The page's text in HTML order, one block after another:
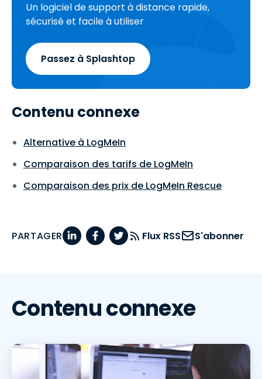
Un logiciel de support à distance rapide,
sécurisé et facile à utiliser
Passez à Splashtop
Contenu connexe
Alternative à LogMeIn
Comparaison des tarifs de LogMeIn
Comparaison des prix de LogMeIn Rescue
PARTAGER Flux RSS S'abonner
Contenu connexe